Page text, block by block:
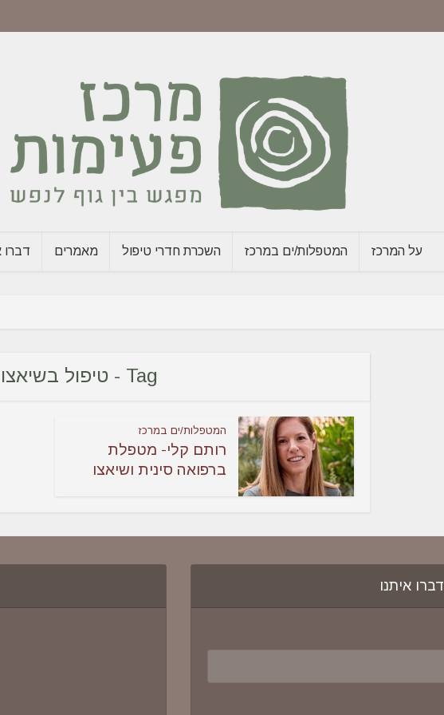
על המרכז המטפלות/ים במרכז השכרת חדרי טיפול מאמרים דברו
Tag - טיפול בשיאצו רחובות
המטפלות/ים במרכז
רותם קלי- מטפלת
ברפואה סינית ושיאצו
דברו איתנו